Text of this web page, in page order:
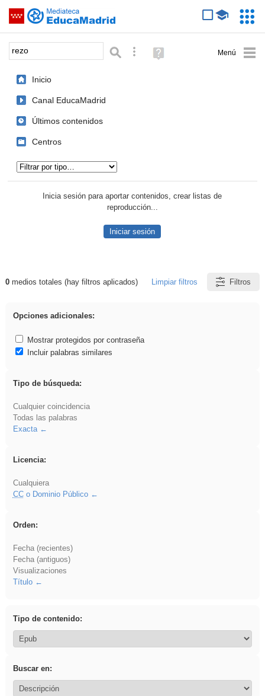
Saltar navegación
Palabra o frase: Búsqueda avanzada
Ayuda
(en
Inicio
Canal EducaMadrid
Últimos contenidos
Centros
Inicia sesión para aportar contenidos, crear listas de
reproducción...
Iniciar sesión
Resultados de: rezo
0medios totales (hay filtros aplicados) Limpiar filtros Filtros
Opciones adicionales:
Mostrar protegidos por contraseña
Incluir palabras similares
Tipo de búsqueda:
Cualquier coincidencia
Todas las palabras
Exacta
Licencia:
Cualquiera
CCo Dominio Público
Orden:
Fecha (recientes)
Fecha (antiguos)
Visualizaciones
Título
Tipo de contenido:
Buscar en: